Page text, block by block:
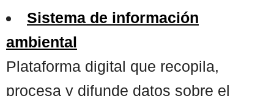
Sistema de información
ambiental
Plataforma digital que recopila,
procesa y difunde datos sobre el